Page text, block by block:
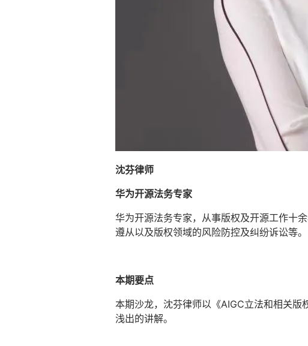
沈芬律师
华为开源法务专家
华为开源法务专家，从事版权及开源工作十
遵从以及版权领域的风险防控及纠纷诉讼等。
本期要点
本期沙龙，沈芬律师以《AIGC立法和相关
浅出的讲解。